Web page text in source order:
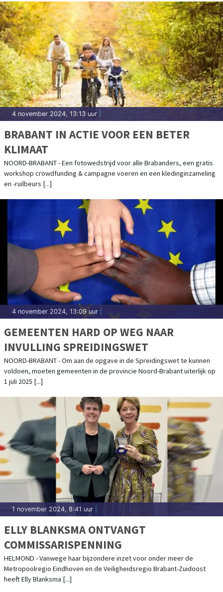
4 november 2024, 13:13 uur
BRABANT IN ACTIE VOOR EEN BETER
KLIMAAT
NOORD-BRABANT - Een fotowedstrijd voor alle Brabanders, een gratis
workshop crowdfunding & campagne voeren en een kledinginzameling
en -ruilbeurs [...]
4 november 2024, 13:09 uur
GEMEENTEN HARD OP WEG NAAR
INVULLING SPREIDINGSWET
NOORD-BRABANT - Om aan de opgave in de Spreidingswet te kunnen
voldoen, moeten gemeenten in de provincie Noord-Brabant uiterlijk op
1 juli 2025 [...]
1 november 2024, 8:41 uur
ELLY BLANKSMA ONTVANGT
COMMISSARISPENNING
HELMOND - Vanwege haar bijzondere inzet voor onder meer de
Metropoolregio Eindhoven en de Veiligheidsregio Brabant-Zuidoost
heeft Elly Blanksma [...]